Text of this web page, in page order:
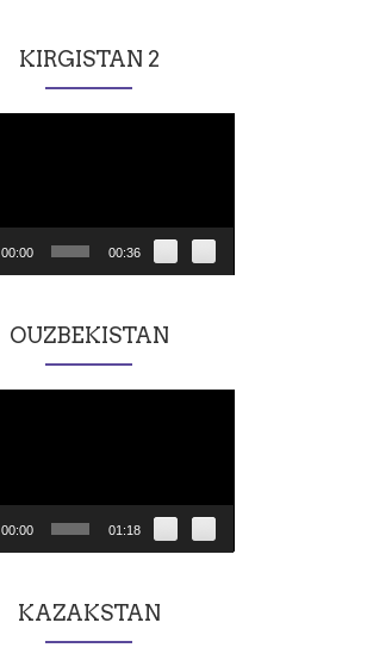
KIRGISTAN 2
00:00 00:36
OUZBEKISTAN
00:00 01:18
KAZAKSTAN